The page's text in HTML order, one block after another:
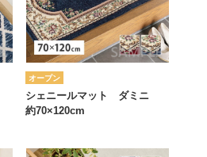
オープン
シェニールマット ダミニ
約70×120cm